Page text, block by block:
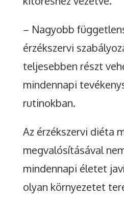
– Nagyobb
érzékszervi
teljesebben részt
mindennapi
rutinokban.
Az érzékszervi diéta
megvalósításával
mindennapi életet
olyan környezetet